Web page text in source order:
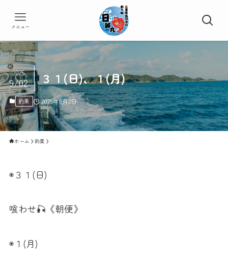
メニュー
３１(日)、１(月)
2025
9/02
釣果 2025年9月2日
ホーム 釣果
◉３１(日)
喰わせ🎣《朝便》
◉１(月)